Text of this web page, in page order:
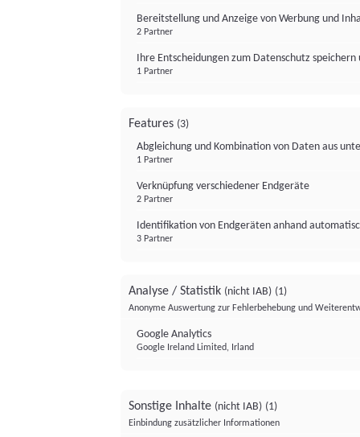
Bereitstellung und Anzeige von Werbung und
2 Partner
Ihre Entscheidungen zum Datenschutz
1 Partner
Features (3)
Abgleichung und Kombination von Daten aus
1 Partner
Verknüpfung verschiedener Endgeräte
2 Partner
Identifikation von Endgeräten anhand
3 Partner
Analyse / Statistik (nicht IAB) (1)
Anonyme Auswertung zur Fehlerbehebung und
Google Analytics
Google Ireland Limited, Irland
Sonstige Inhalte (nicht IAB) (1)
Einbindung zusätzlicher Informationen